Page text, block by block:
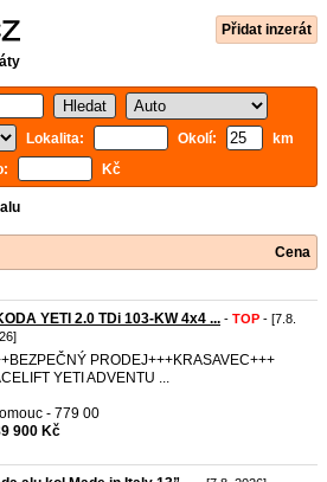
Přidat inzerát
Lokalita:
Okolí:
km
Kč
Cena
YETI 2.0 TDi 103-KW 4x4 ... - TOP - [7.8.
PRODEJ​+++KRASAVEC+++
YETI ADVENTU ...
- 779 00
900 Kč